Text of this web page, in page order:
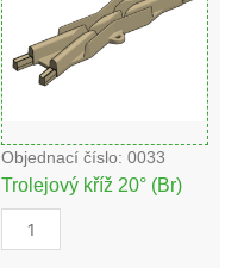
Objednací číslo: 0033
Trolejový kříž 20° (Br)
množství